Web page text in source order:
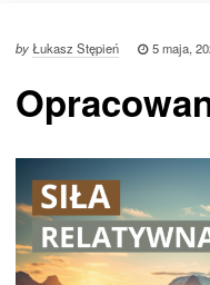
byŁukasz Stępień 5 maja,